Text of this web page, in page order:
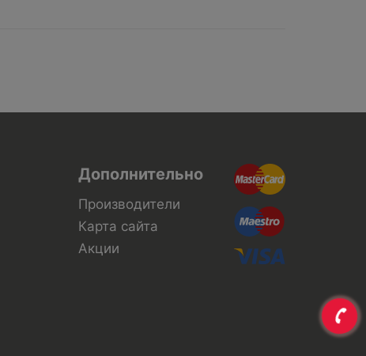
Дополнительно
Производители
Карта сайта
Акции